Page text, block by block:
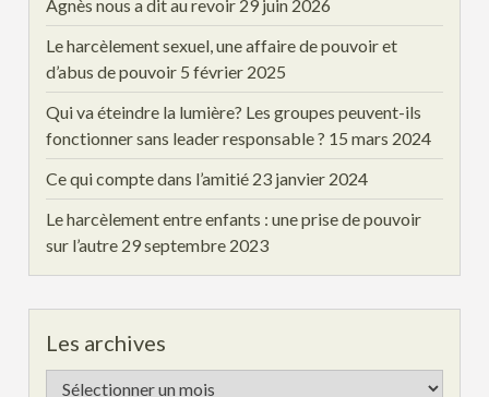
Agnès nous a dit au revoir 29 juin 2026
Le harcèlement sexuel, une affaire de pouvoir et
d’abus de pouvoir 5 février 2025
Qui va éteindre la lumière? Les groupes peuvent-ils
fonctionner sans leader responsable ? 15 mars 2024
Ce qui compte dans l’amitié 23 janvier 2024
Le harcèlement entre enfants : une prise de pouvoir
sur l’autre 29 septembre 2023
Les archives
Les